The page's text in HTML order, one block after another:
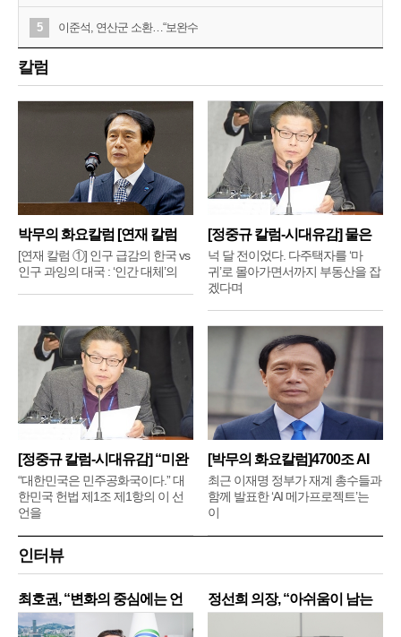
5 이준석, 연산군 소환…“보완수
칼럼
박무의 화요칼럼 [연재 칼럼
①]
[연재 칼럼 ①] 인구 급감의 한국 vs
인구 과잉의 대국 : ‘인간 대체’의
[정중규 칼럼-시대유감] 물은
배
넉 달 전이었다. 다주택자를 ‘마
귀’로 몰아가면서까지 부동산을 잡
겠다며
[정중규 칼럼-시대유감] “미완
“대한민국은 민주공화국이다.” 대
한민국 헌법 제1조 제1항의 이 선
언을
[박무의 화요칼럼]4700조 AI
메
최근 이재명 정부가 재계 총수들과
함께 발표한 ‘AI 메가프로젝트’는
이
인터뷰
최호권, “변화의 중심에는 언
제
정선희 의장, “아쉬움이 남는